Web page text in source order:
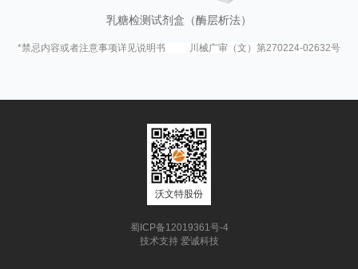
乳糖检测试剂盒（酶层析法）
*禁忌内容或者注意事项详见说明书 川械广审（文）第270224-02632号
沃文特股份
蜀ICP备12019361号-4
技术支持 爱诚科技